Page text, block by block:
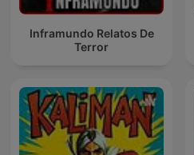
Inframundo Relatos De
Terror